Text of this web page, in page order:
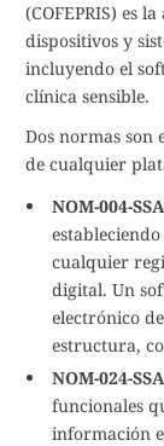
(COFEPRIS) es
dispositivos y
incluyendo el
clínica sensible.
Dos normas son
de cualquier
NOM-004-
cualquier
digital. Un
electrónico
estructura,
NOM-024-
funcionales
información